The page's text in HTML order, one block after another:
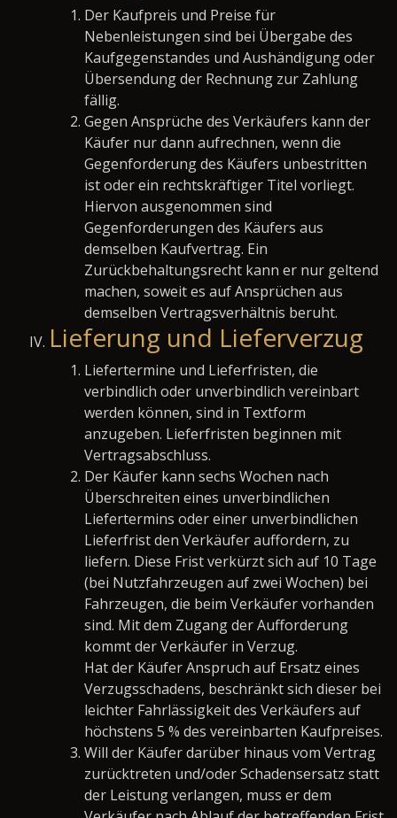
Der Kaufpreis und Preise für
Nebenleistungen sind bei Übergabe des
Kaufgegenstandes und Aushändigung oder
Übersendung der Rechnung zur Zahlung
fällig.
Gegen Ansprüche des Verkäufers kann der
Käufer nur dann aufrechnen, wenn die
Gegenforderung des Käufers unbestritten
ist oder ein rechtskräftiger Titel vorliegt.
Hiervon ausgenommen sind
Gegenforderungen des Käufers aus
demselben Kaufvertrag. Ein
Zurückbehaltungsrecht kann er nur geltend
machen, soweit es auf Ansprüchen aus
demselben Vertragsverhältnis beruht.
Lieferung und Lieferverzug
Liefertermine und Lieferfristen, die
verbindlich oder unverbindlich vereinbart
werden können, sind in Textform
anzugeben. Lieferfristen beginnen mit
Vertragsabschluss.
Der Käufer kann sechs Wochen nach
Überschreiten eines unverbindlichen
Liefertermins oder einer unverbindlichen
Lieferfrist den Verkäufer auffordern, zu
liefern. Diese Frist verkürzt sich auf 10 Tage
(bei Nutzfahrzeugen auf zwei Wochen) bei
Fahrzeugen, die beim Verkäufer vorhanden
sind. Mit dem Zugang der Aufforderung
kommt der Verkäufer in Verzug.
Hat der Käufer Anspruch auf Ersatz eines
Verzugsschadens, beschränkt sich dieser bei
leichter Fahrlässigkeit des Verkäufers auf
höchstens 5 % des vereinbarten Kaufpreises.
Will der Käufer darüber hinaus vom Vertrag
zurücktreten und/oder Schadensersatz statt
der Leistung verlangen, muss er dem